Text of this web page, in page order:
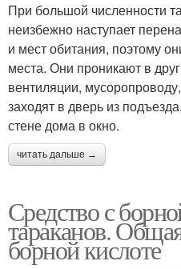
При большой численности
неизбежно наступает
и мест обитания, поэтому
места. Они проникают в
вентиляции,
заходят в дверь из
стене дома в окно.
читать дальше →
Средство с
тараканов.
борной кислоте